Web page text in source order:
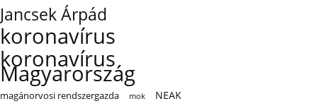
Jancsek Árpád
koronavírus
koronavírus
Magyarország
magánorvosi rendszergazda mok NEAK